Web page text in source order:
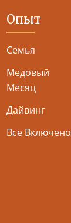
Опыт
Семья
Медовый
Месяц
Дайвинг
Все Включено